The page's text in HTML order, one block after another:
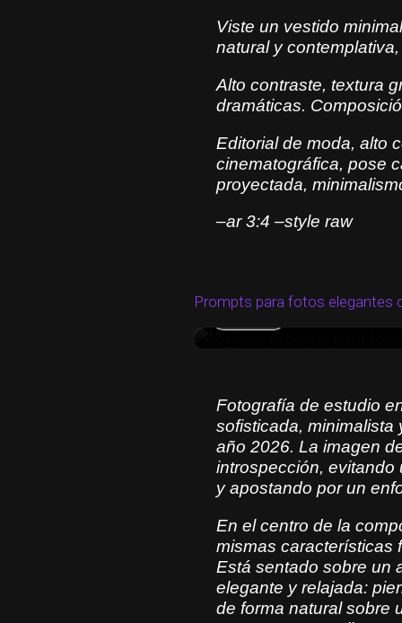
Viste un vestido
natural y
Alto contraste, textura
dramáticas.
Editorial de moda, alto
cinematográfica, pose
proyectada,
–ar 3:4 –style raw
Prompts para fotos elegantes
sofisticada, minimalista
apostando por un enfoque
composición aparece
piernas cruzadas y
una de sus rodillas. Su
sonrisa, y mira
confianza y autoridad. El vestuario es completamente
monocromático en
manga larga con
hasta los antebrazos,
y zapatos de vestir de
verse limpio, moderno y refinado. El
Fotografía de estudio
sofisticada, minimalista
año 2026. La imagen
introspección,
y apostando por un
En el centro de la
mismas características
Está sentado sobre un
elegante y relajada:
de forma natural sobre